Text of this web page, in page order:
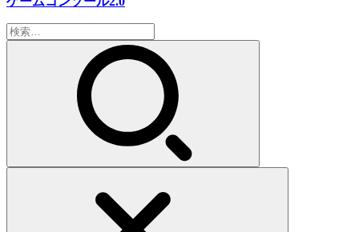
検
索: